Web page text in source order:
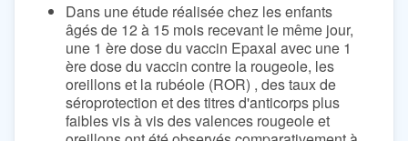
Dans une étude réalisée chez les enfants
âgés de 12 à 15 mois recevant le même jour,
une 1 ère dose du vaccin Epaxal avec une 1
ère dose du vaccin contre la rougeole, les
oreillons et la rubéole (ROR) , des taux de
séroprotection et des titres d'anticorps plus
faibles vis à vis des valences rougeole et